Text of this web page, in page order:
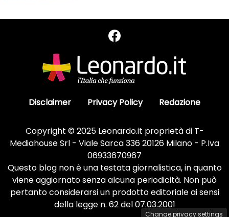
Disclaimer Privacy Policy Redazione
Copyright © 2025 Leonardo.it proprietà di T-
Mediahouse Srl - Viale Sarca 336 20126 Milano - P.Iva
06933670967
Questo blog non è una testata giornalistica, in quanto
viene aggiornato senza alcuna periodicità. Non può
pertanto considerarsi un prodotto editoriale ai sensi
della legge n. 62 del 07.03.2001
Change privacy settings